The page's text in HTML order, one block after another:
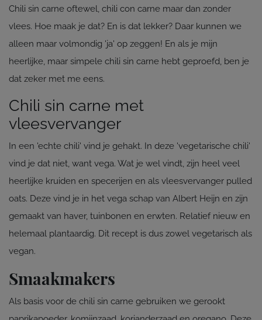
Chili sin carne oftewel, chili con carne maar dan zonder
vlees. Hoe maak je dat? En is dat lekker? Daar kunnen we
alleen maar volmondig 'ja' op zeggen! En als je mijn
heerlijke, maar simpele chili sin carne hebt geproefd, ben je
dat zeker met me eens.
Chili sin carne met
vleesvervanger
In een 'echte chili' vind je gehakt. In deze 'vegetarische chili'
vind je dat niet, want vega. Wat je wel vindt, zijn heel veel
heerlijke kruiden en specerijen en als vleesvervanger pulled
oats. Deze vind je in het vega schap van Albert Heijn en zijn
gemaakt van haver, tuinbonen en erwten. Relatief nieuw en
helemaal plantaardig. Dit recept is dus zowel vegetarisch als
vegan.
Smaakmakers
Als basis voor de chili sin carne gebruiken we gerookt